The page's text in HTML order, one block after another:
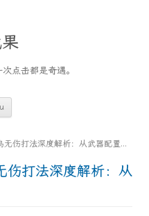
点击都是奇遇。
content
法深度解析：从武器配置到实战策略
伤打法深度解析：从